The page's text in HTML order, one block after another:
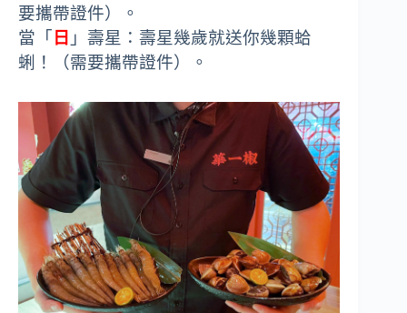
要攜帶證件）。
當「 日 」壽星：壽星幾歲就送你幾顆蛤
蜊！（需要攜帶證件）。